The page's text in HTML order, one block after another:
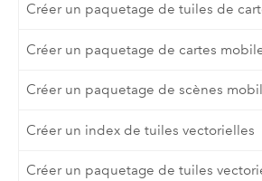
Créer un paquetage de tuiles de
Créer un paquetage de cartes
Créer un paquetage de scènes
Créer un index de tuiles vectorielles
Créer un paquetage de tuiles